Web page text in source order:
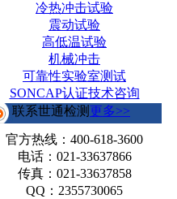
冷热冲击试验
震动试验
高低温试验
机械冲击
可靠性实验室测试
SONCAP认证技术咨询
联系世通检测 更多>>
官方热线： 400-618-3600
电话：021-33637866
传真：021-33637858
QQ：2355730065